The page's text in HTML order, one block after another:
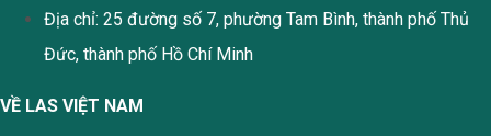
Địa chỉ: 25 đường số 7, phường Tam Bình, thành phố Thủ
Đức, thành phố Hồ Chí Minh
VỀ LAS VIỆT NAM